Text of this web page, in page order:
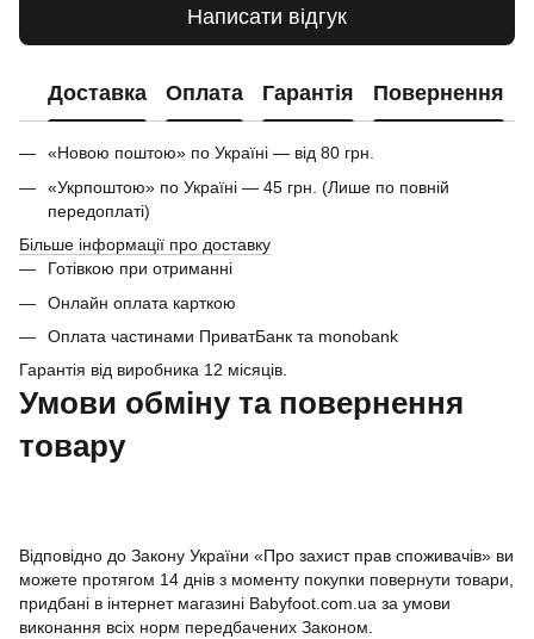
Написати відгук
Доставка Оплата Гарантія Повернення
«Новою поштою» по Україні — від 80 грн.
«Укрпоштою» по Україні — 45 грн. (Лише по повній
передоплаті)
Більше інформації про доставку
Готівкою при отриманні
Онлайн оплата карткою
Оплата частинами ПриватБанк та monobank
Гарантія від виробника 12 місяців.
Умови обміну та повернення
товару
Відповідно до Закону України «Про захист прав споживачів» ви
можете протягом 14 днів з моменту покупки повернути товари,
придбані в інтернет магазині Babyfoot.com.ua за умови
виконання всіх норм передбачених Законом.